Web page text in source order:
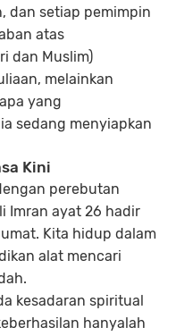
dan setiap pemimpin
atas
dan Muslim)
melainkan
yang
sedang menyiapkan
Kini
perebutan
Imran ayat 26 hadir
Kita hidup dalam
alat mencari
kesadaran spiritual
hanyalah